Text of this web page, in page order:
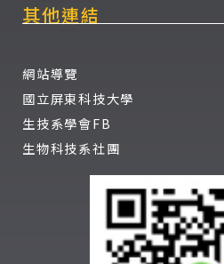
其他連結
網站導覽
國立屏東科技大學
生技系學會FB
生物科技系社團